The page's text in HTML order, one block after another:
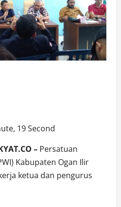
19 Second
– Persatuan
Kabupaten Ogan Ilir
ketua dan pengurus